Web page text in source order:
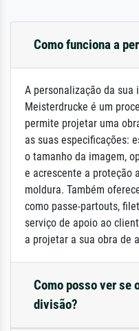
Como funciona a
A personalização da sua
Meisterdrucke é um
permite projetar uma
as suas especificações:
o tamanho da imagem,
e acrescente a proteção
moldura. Também
como passe-partouts,
serviço de apoio ao
a projetar a sua obra de
Como posso ver se
divisão?